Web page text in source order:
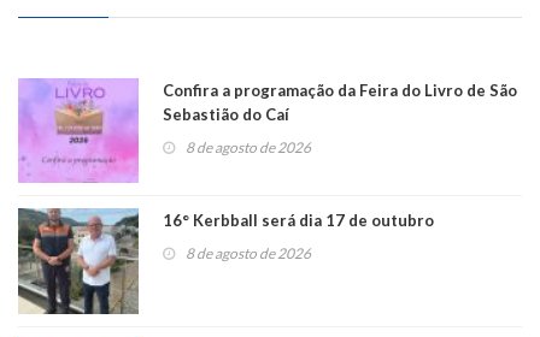
Confira a programação da Feira do Livro de São
Sebastião do Caí
8 de agosto de 2026
16° Kerbball será dia 17 de outubro
8 de agosto de 2026